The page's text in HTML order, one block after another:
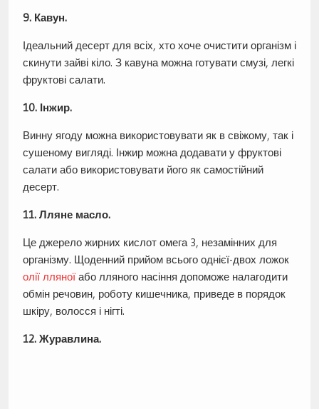
9. Кавун.
Ідеальний десерт для всіх, хто хоче очистити організм і
скинути зайві кіло. З кавуна можна готувати смузі, легкі
фруктові салати.
10. Інжир.
Винну ягоду можна використовувати як в свіжому, так і
сушеному вигляді. Інжир можна додавати у фруктові
салати або використовувати його як самостійний
десерт.
11. Лляне масло.
Це джерело жирних кислот омега 3, незамінних для
організму. Щоденний прийом всього однієї-двох ложок
олії лляноїабо лляного насіння допоможе налагодити
обмін речовин, роботу кишечника, приведе в порядок
шкіру, волосся і нігті.
12. Журавлина.